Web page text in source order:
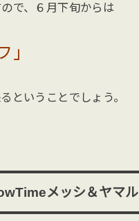
で、６月下旬からは
」
ということでしょう。
メッシ＆ヤマル